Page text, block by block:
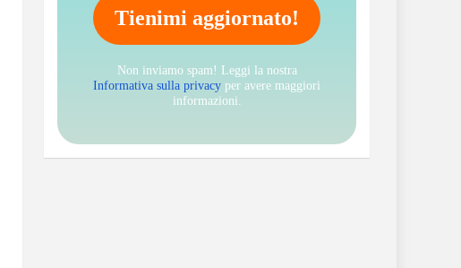
Non inviamo spam! Leggi la nostra
Informativa sulla privacy per avere maggiori
informazioni.